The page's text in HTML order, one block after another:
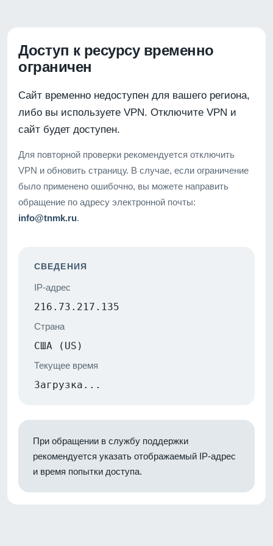
Доступ к ресурсу временно
ограничен
Сайт временно недоступен для вашего региона,
либо вы используете VPN. Отключите VPN и
сайт будет доступен.
Для повторной проверки рекомендуется отключить
VPN и обновить страницу. В случае, если ограничение
было применено ошибочно, вы можете направить
обращение по адресу электронной почты:
info@tnmk.ru.
СВЕДЕНИЯ
IP-адрес
216.73.217.135
Страна
США (US)
Текущее время
Загрузка...
При обращении в службу поддержки
рекомендуется указать отображаемый IP-адрес
и время попытки доступа.